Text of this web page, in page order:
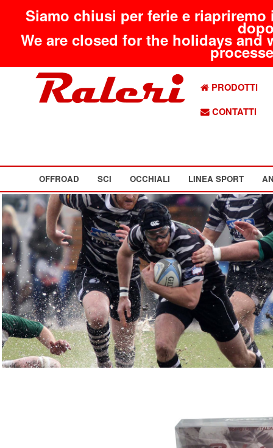
Siamo chiusi per ferie e
We are closed for the holidays
PRODOTTI
CONTATTI
OFFROAD SCI OCCHIALI LINEA SPORT